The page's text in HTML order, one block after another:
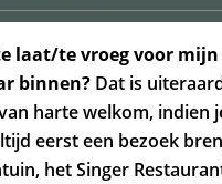
laat/te vroeg voor
binnen? Dat is
harte welkom, indien
eerst een bezoek
het Singer